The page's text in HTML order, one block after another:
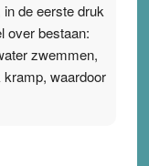
in de eerste druk
over bestaan:
zwemmen,
waardoor